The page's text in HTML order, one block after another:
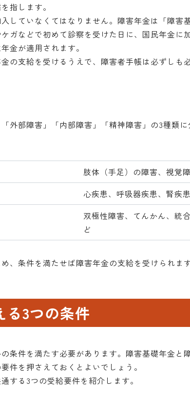
指します。
していなくてはなりません。障害年金は「障害
ガなどで初めて診察を受けた日に、国民年金に
金が適用されます。
の支給を受けるうえで、障害者手帳は必ずしも
外部障害」「内部障害」「精神障害」の3種類
肢体（手足）の障害、視覚
心疾患、呼吸器疾患、腎疾
双極性障害、てんかん、統
ど
、条件を満たせば障害年金の支給を受けられます
る3つの条件
条件を満たす必要があります。障害基礎年金と
件を押さえておくとよいでしょう。
する3つの受給要件を紹介します。